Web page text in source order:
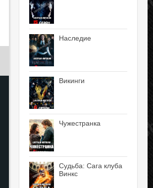
Наследие
Викинги
Чужестранка
Судьба: Сага клуба
Винкс